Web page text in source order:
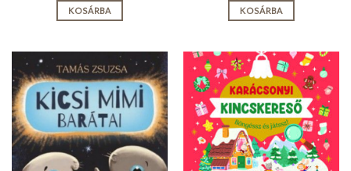
KOSÁRBA KOSÁRBA